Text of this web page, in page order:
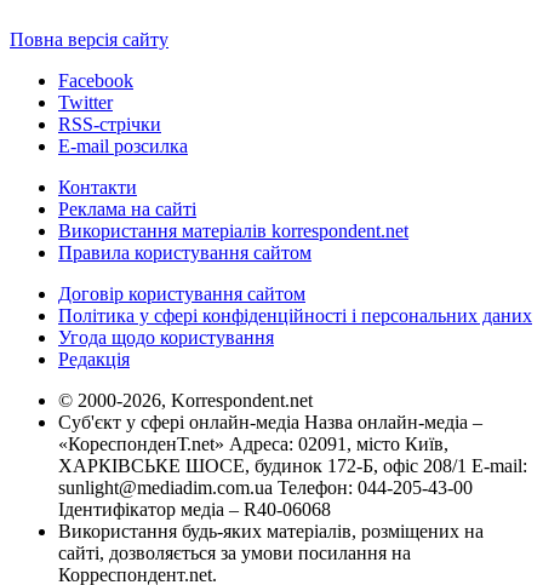
Повна версія сайту
Facebook
Twitter
RSS-стрічки
E-mail розсилка
Контакти
Реклама на сайті
Використання матеріалів korrespondent.net
Правила користування сайтом
Договір користування сайтом
Політика у сфері конфіденційності і персональних даних
Угода щодо користування
Редакція
© 2000-2026, Korrespondent.net
Суб'єкт у сфері онлайн-медіа Назва онлайн-медіа –
«КореспонденТ.net» Адреса: 02091, місто Київ,
ХАРКІВСЬКЕ ШОСЕ, будинок 172-Б, офіс 208/1 E-mail:
sunlight@mediadim.com.ua Телефон: 044-205-43-00
Ідентифікатор медіа – R40-06068
Використання будь-яких матеріалів, розміщених на
сайті, дозволяється за умови посилання на
Корреспондент.net.